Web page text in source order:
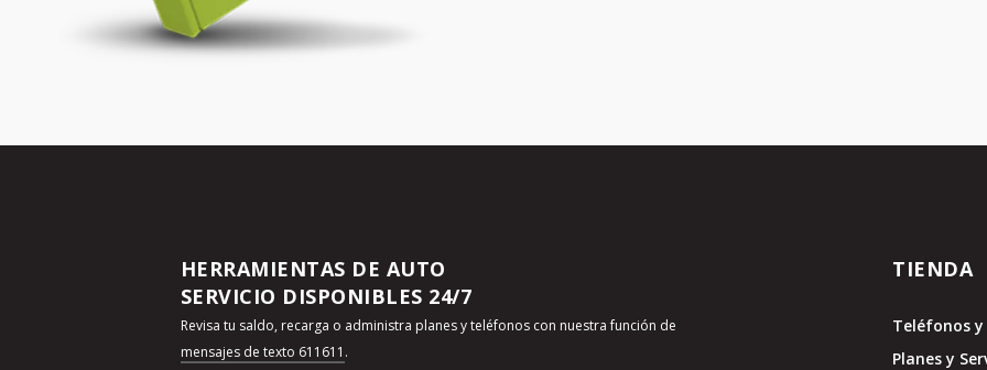
HERRAMIENTAS DE AUTO
SERVICIO DISPONIBLES 24/7
Revisa tu saldo, recarga o administra planes y teléfonos con nuestra función de
mensajes de texto 611611 .
TIENDA
Teléfonos
Planes y